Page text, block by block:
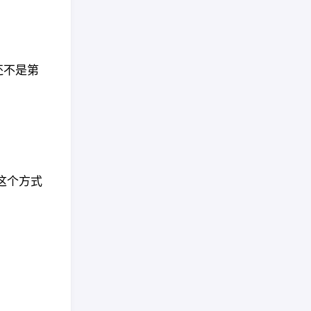
是第
个方式